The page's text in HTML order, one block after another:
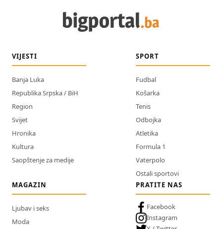
VIJESTI
Banja Luka
Republika Srpska / BiH
Region
Svijet
Hronika
Kultura
Saopštenje za medije
SPORT
Fudbal
Košarka
Tenis
Odbojka
Atletika
Formula 1
Vaterpolo
Ostali sportovi
MAGAZIN
Ljubav i seks
Moda
PRATITE NAS
Facebook
Instagram